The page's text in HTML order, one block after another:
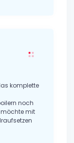
komplette
noch
möchte mit